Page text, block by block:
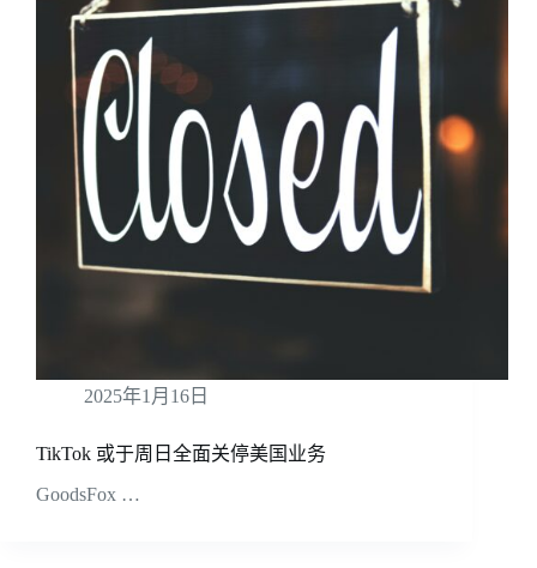
2025年1月16日
TikTok 或于周日全面关停美国业务
GoodsFox …